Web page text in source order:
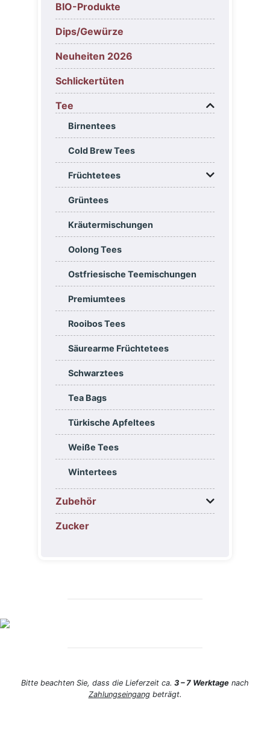
BIO-Produkte
Dips/Gewürze
Neuheiten 2026
Schlickertüten
Tee
Birnentees
Cold Brew Tees
Früchtetees
Grüntees
Kräutermischungen
Oolong Tees
Ostfriesische Teemischungen
Premiumtees
Rooibos Tees
Säurearme Früchtetees
Schwarztees
Tea Bags
Türkische Apfeltees
Weiße Tees
Wintertees
Zubehör
Zucker
Bitte beachten Sie, dass die Lieferzeit ca. 3 – 7 Werktage nach
Zahlungseingangbeträgt.